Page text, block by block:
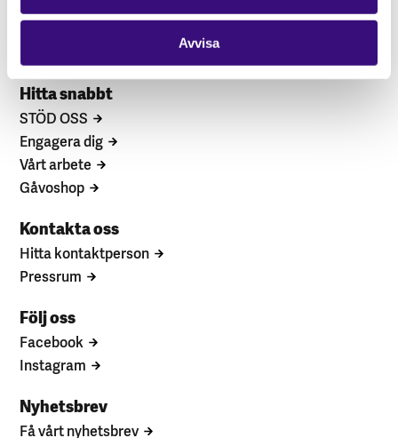
Avvisa
Hitta snabbt
STÖD OSS
Engagera dig
Vårt arbete
Gåvoshop
Kontakta oss
Hitta kontaktperson
Pressrum
Följ oss
Facebook
Instagram
Nyhetsbrev
Få vårt nyhetsbrev